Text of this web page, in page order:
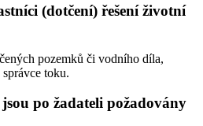
(dotčení) řešení životní
pozemků či vodního díla,
toku.
po žadateli požadovány